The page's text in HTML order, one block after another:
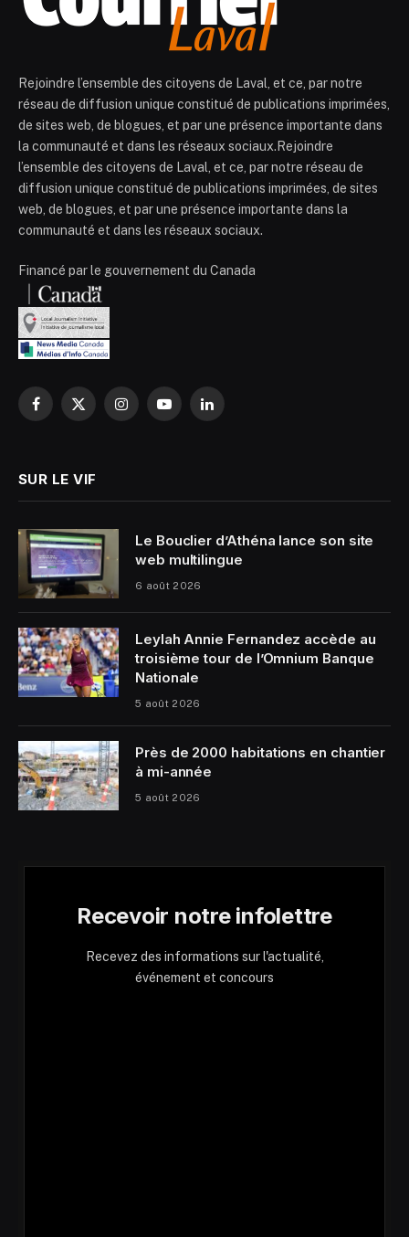
Rejoindre l’ensemble des citoyens de Laval, et ce, par notre
réseau de diffusion unique constitué de publications imprimées,
de sites web, de blogues, et par une présence importante dans
la communauté et dans les réseaux sociaux.Rejoindre
l’ensemble des citoyens de Laval, et ce, par notre réseau de
diffusion unique constitué de publications imprimées, de sites
web, de blogues, et par une présence importante dans la
communauté et dans les réseaux sociaux.
Financé par le gouvernement du Canada
Facebook
X
InstagramYouTubeLinkedIn
SUR LE VIF
Le Bouclier d’Athéna lance son site
web multilingue
6 août 2026
Leylah Annie Fernandez accède au
troisième tour de l’Omnium Banque
Nationale
5 août 2026
Près de 2000 habitations en chantier
à mi-année
5 août 2026
Recevoir notre infolettre
Recevez des informations sur l'actualité,
événement et concours